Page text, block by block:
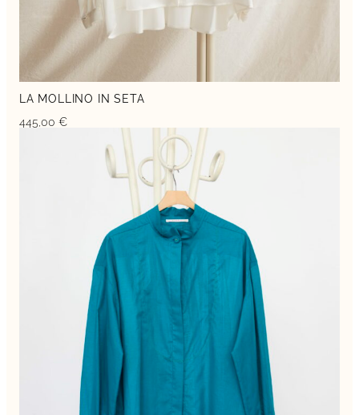
LA MOLLINO IN SETA
445,00 €